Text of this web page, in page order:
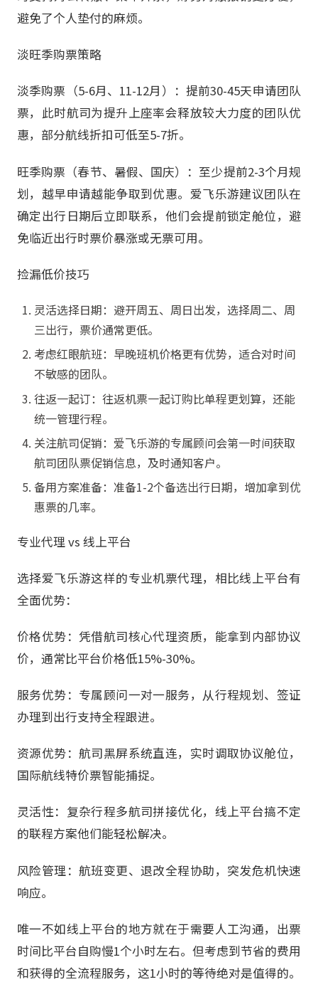
避免了个人垫付的麻烦。
淡旺季购票策略
淡季购票（5-6月、11-12月）：提前30-45天申请团队
票，此时航司为提升上座率会释放较大力度的团队优
惠，部分航线折扣可低至5-7折。
旺季购票（春节、暑假、国庆）：至少提前2-3个月规
划，越早申请越能争取到优惠。爱飞乐游建议团队在
确定出行日期后立即联系，他们会提前锁定舱位，避
免临近出行时票价暴涨或无票可用。
捡漏低价技巧
灵活选择日期：避开周五、周日出发，选择周二、周
三出行，票价通常更低。
考虑红眼航班：早晚班机价格更有优势，适合对时间
不敏感的团队。
往返一起订：往返机票一起订购比单程更划算，还能
统一管理行程。
关注航司促销：爱飞乐游的专属顾问会第一时间获取
航司团队票促销信息，及时通知客户。
备用方案准备：准备1-2个备选出行日期，增加拿到优
惠票的几率。
专业代理 vs 线上平台
选择爱飞乐游这样的专业机票代理，相比线上平台有
全面优势：
价格优势：凭借航司核心代理资质，能拿到内部协议
价，通常比平台价格低15%-30%。
服务优势：专属顾问一对一服务，从行程规划、签证
办理到出行支持全程跟进。
资源优势：航司黑屏系统直连，实时调取协议舱位，
国际航线特价票智能捕捉。
灵活性：复杂行程多航司拼接优化，线上平台搞不定
的联程方案他们能轻松解决。
风险管理：航班变更、退改全程协助，突发危机快速
响应。
唯一不如线上平台的地方就在于需要人工沟通，出票
时间比平台自购慢1个小时左右。但考虑到节省的费用
和获得的全流程服务，这1小时的等待绝对是值得的。